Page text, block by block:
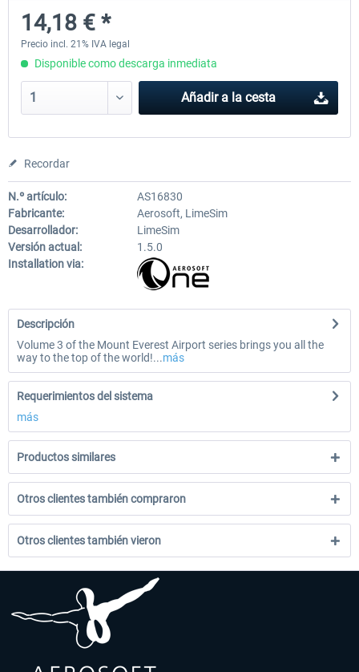
0,00 € *
14,18 € *
Precio incl. 21% IVA legal
Disponible como descarga inmediata
Añadir a la cesta
Recordar
N.º artículo:
AS16830
Fabricante:
Aerosoft, LimeSim
Desarrollador:
LimeSim
Versión actual:
1.5.0
Installation via:
Descripción
Volume 3 of the Mount Everest Airport series brings you all the
way to the top of the world!...más
Requerimientos del sistema
más
Productos similares
Otros clientes también compraron
Otros clientes también vieron